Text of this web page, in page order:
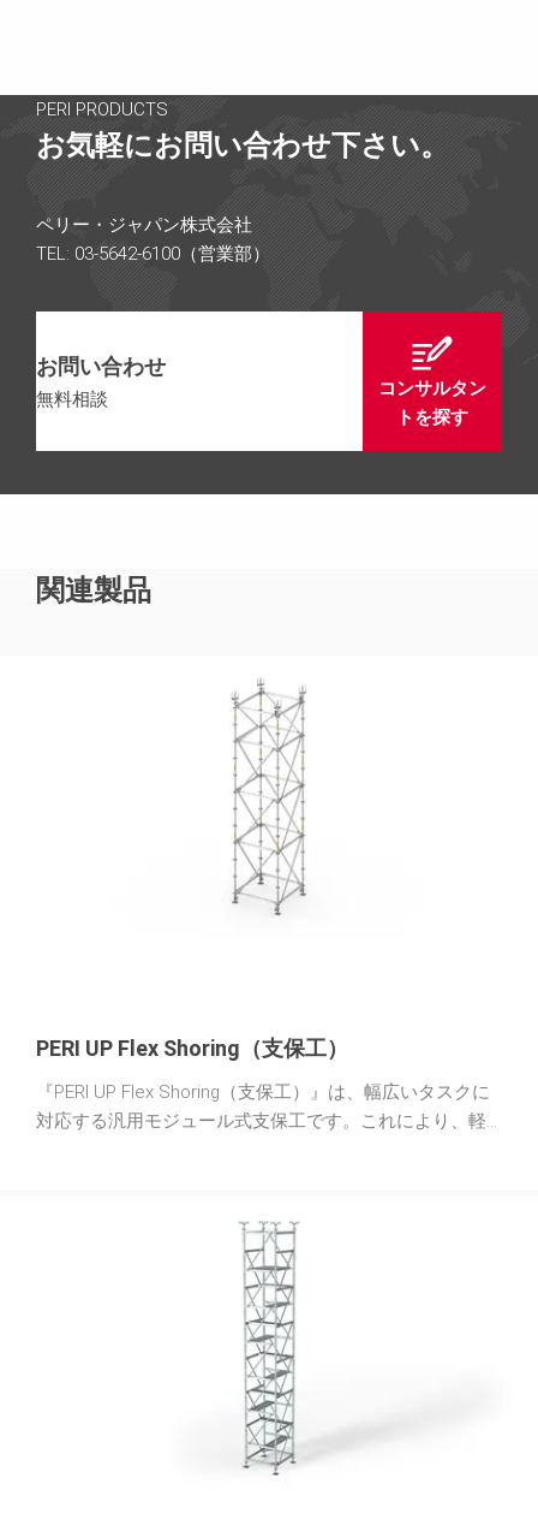
PERI PRODUCTS
お気軽にお問い合わせ下さい。
ペリー・ジャパン株式会社
TEL: 03-5642-6100（営業部）
お問い合わせ
無料相談
コンサルタン
トを探す
関連製品
PERI UP Flex Shoring（支保工）
『PERI UP Flex Shoring（支保工）』は、幅広いタスクに
対応する汎用モジュール式支保工です。これにより、軽
きます。PERI UP 支保工タワーは、高さ（21.89 m）まで
の型式試験が行われています。最大 2 つの追加フレーム
を取り付けることができます。